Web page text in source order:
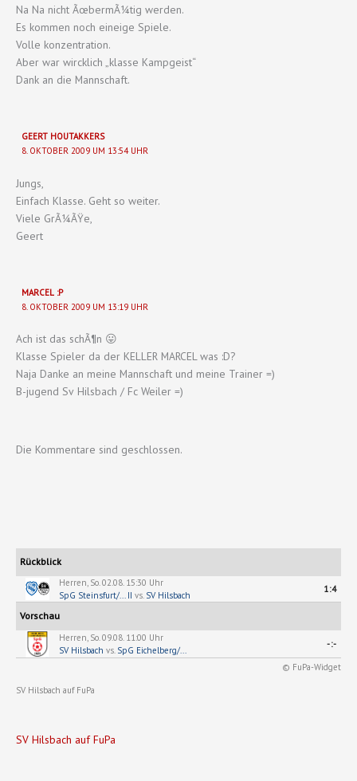
Na Na nicht ÃœbermÃ¼tig werden.
Es kommen noch eineige Spiele.
Volle konzentration.
Aber war wircklich „klasse Kampgeist“
Dank an die Mannschaft.
GEERT HOUTAKKERS
8. OKTOBER 2009 UM 13:54 UHR
Jungs,
Einfach Klasse. Geht so weiter.
Viele GrÃ¼ÃŸe,
Geert
MARCEL :P
8. OKTOBER 2009 UM 13:19 UHR
Ach ist das schÃ¶n 😛
Klasse Spieler da der KELLER MARCEL was :D?
Naja Danke an meine Mannschaft und meine Trainer =)
B-jugend Sv Hilsbach / Fc Weiler =)
Die Kommentare sind geschlossen.
Rückblick
Herren, So. 02.08. 15:30 Uhr
SpG Steinsfurt/... II vs. SV Hilsbach
1:4
Vorschau
Herren, So. 09.08. 11:00 Uhr
SV Hilsbach vs. SpG Eichelberg/...
-:-
© FuPa-Widget
SV Hilsbach auf FuPa
SV Hilsbach auf FuPa